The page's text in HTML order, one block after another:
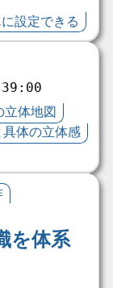
設定できる
立体地図
体の立体感
を体系